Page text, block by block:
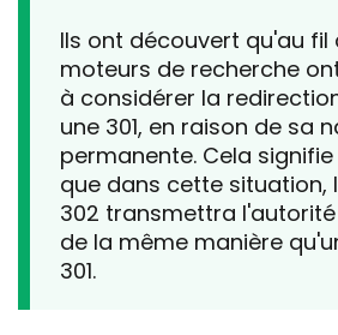
Ils ont découvert qu'au fil
moteurs de recherche
à considérer la
une 301, en raison de sa
permanente. Cela
que dans cette situation,
302 transmettra
de la même manière
301.